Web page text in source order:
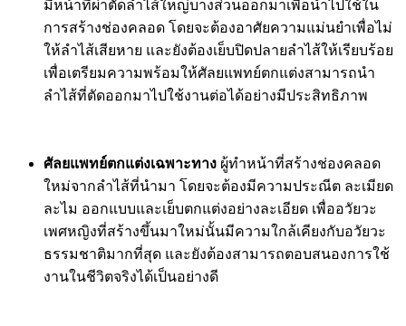
มีหน้าที่ผ่าตัดลำไส้ใหญ่บางส่วนออกมาเพื่อนำไปใช้ใน
การสร้างช่องคลอด โดยจะต้องอาศัยความแม่นยำเพื่อไม่
ให้ลำไส้เสียหาย และยังต้องเย็บปิดปลายลำไส้ให้เรียบร้อย
เพื่อเตรียมความพร้อมให้ศัลยแพทย์ตกแต่งสามารถนำ
ลำไส้ที่ตัดออกมาไปใช้งานต่อได้อย่างมีประสิทธิภาพ
ศัลยแพทย์ตกแต่งเฉพาะทาง ผู้ทำหน้าที่สร้างช่องคลอด
ใหม่จากลำไส้ที่นำมา โดยจะต้องมีความประณีต ละเมียด
ละไม ออกแบบและเย็บตกแต่งอย่างละเอียด เพื่ออวัยวะ
เพศหญิงที่สร้างขึ้นมาใหม่นั้นมีความใกล้เคียงกับอวัยวะ
ธรรมชาติมากที่สุด และยังต้องสามารถตอบสนองการใช้
งานในชีวิตจริงได้เป็นอย่างดี